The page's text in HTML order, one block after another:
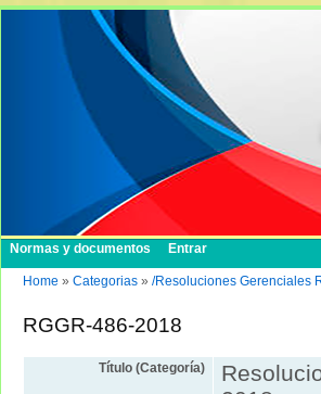
Normas y documentos Entrar
Home » Categorias » /Resoluciones Gerenciales
RGGR-486-2018
Título (Categoría)